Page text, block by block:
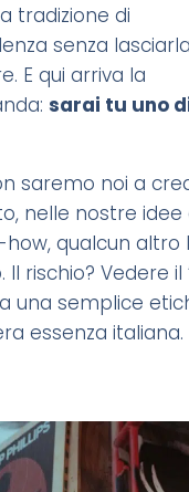
tradizione di
senza lasciarla
E qui arriva la
sarai tu uno
saremo noi a
nelle nostre idee
qualcun altro
rischio? Vedere il
una semplice
essenza italiana.